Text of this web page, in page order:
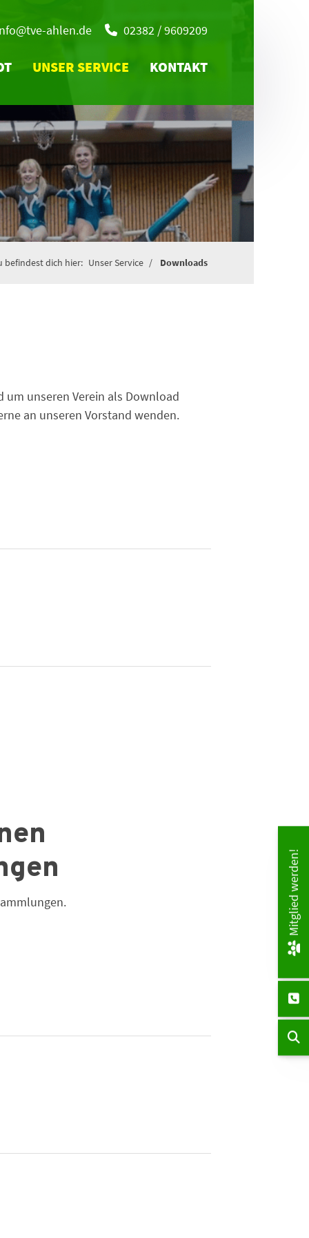
ahlen.de 02382 / 9609209
UNSER SERVICE KONTAKT
befindest dich hier: Unser Service Downloads
unseren Verein als Download
an unseren Vorstand wenden.
Mitglied werden!